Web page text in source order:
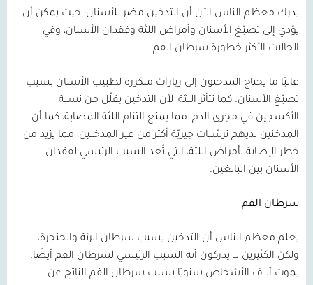
يدرك معظم الناس الآن أن التدخين مضر للأسنان؛ حيث يمكن أن
يؤدي إلى تصبّغ الأسنان وأمراض اللثة وفقدان الأسنان، وفي
الحالات الأكثر خطورة سرطان الفم.
غالبًا ما يحتاج المدخنون إلى زيارات متكررة لطبيب الأسنان بسبب
تصبّغ الأسنان. كما تتأثر اللثة، لأن التدخين يقلّل من نسبة
الأكسجين في مجرى الدم، مما يمنع التئام اللثة المصابة، كما أن
المدخنين لديهم ترسّبات جيريّة أكثر من غير المدخنين، مما يزيد من
خطر الإصابة بأمراض اللثة، التي تُعد السبب الرئيسي لفقدان
الأسنان بين البالغين.
سرطان الفم
يعلم معظم الناس أن التدخين يسبب سرطان الرئة والحنجرة،
ولكن الكثيرين لا يدركون أنه السبب الرئيسي لسرطان الفم أيضًا.
يموت آلاف الأشخاص سنويًا بسبب سرطان الفم الناتج عن